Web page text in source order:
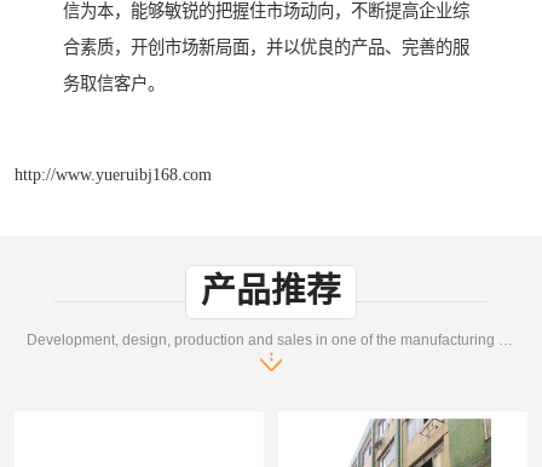
信为本，能够敏锐的把握住市场动向，不断提高企业综
合素质，开创市场新局面，并以优良的产品、完善的服
务取信客户。
http://www.yueruibj168.com
产品推荐